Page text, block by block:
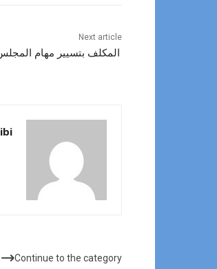
Next article
المكلف بتسيير مهام
مقالات ذات صلة
Continue to the category